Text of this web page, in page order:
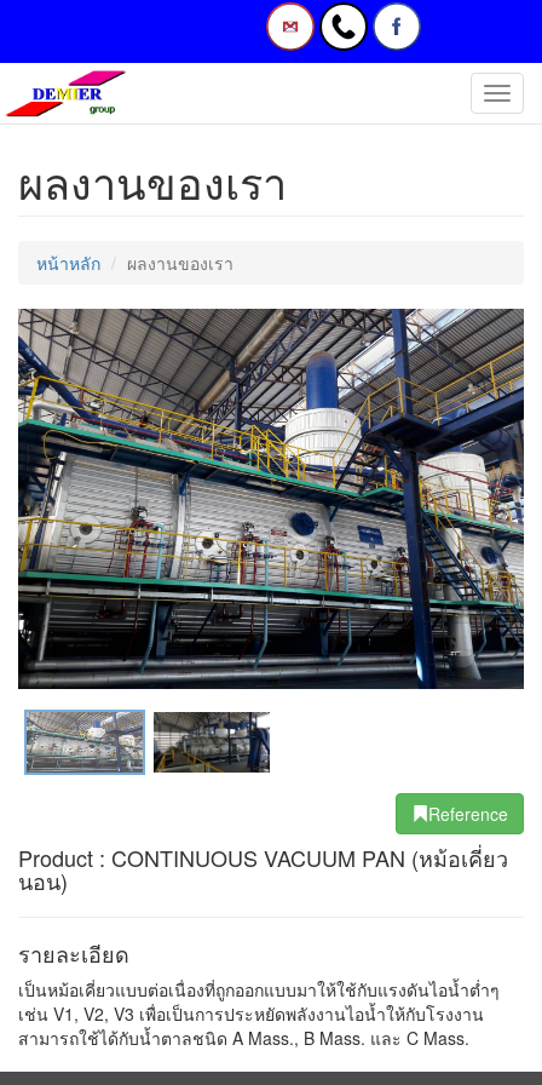
ผลงานของเรา
หน้าหลัก ผลงานของเรา
Reference
Product : CONTINUOUS VACUUM PAN (หม้อเคี่ยว
นอน)
รายละเอียด
เป็นหม้อเคี่ยวแบบต่อเนื่องที่ถูกออกแบบมาให้ใช้กับแรงดันไอน้ำต่ำๆ
เช่น V1, V2, V3 เพื่อเป็นการประหยัดพลังงานไอน้ำให้กับโรงงาน
สามารถใช้ได้กับน้ำตาลชนิด A Mass., B Mass. และ C Mass.